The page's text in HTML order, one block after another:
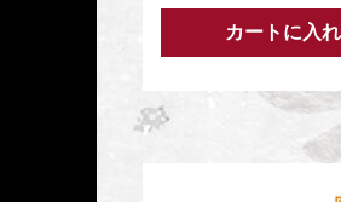
カートに入